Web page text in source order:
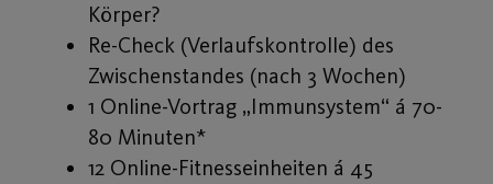
Körper?
Re-Check (Verlaufskontrolle) des
Zwischenstandes (nach 3 Wochen)
1 Online-Vortrag „Immunsystem“ á 70-
80 Minuten*
12 Online-Fitnesseinheiten á 45